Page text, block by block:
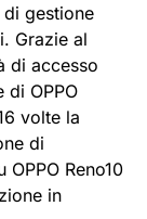
gestione
Grazie al
di accesso
di OPPO
volte la
di
Reno10
in